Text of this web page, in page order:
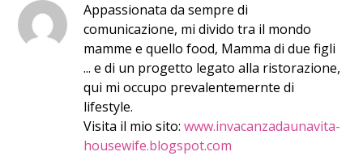
Appassionata da sempre di
comunicazione, mi divido tra il mondo
mamme e quello food, Mamma di due figli
... e di un progetto legato alla ristorazione,
qui mi occupo prevalentemernte di
lifestyle.
Visita il mio sito:www.invacanzadaunavita-
housewife.blogspot.com